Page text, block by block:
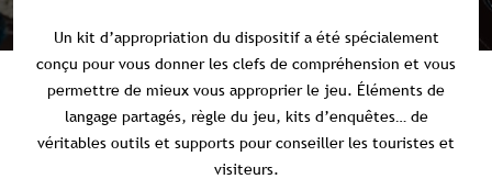
Un kit d’appropriation du dispositif a été spécialement
conçu pour vous donner les clefs de compréhension et vous
permettre de mieux vous approprier le jeu. Éléments de
langage partagés, règle du jeu, kits d’enquêtes… de
véritables outils et supports pour conseiller les touristes et
visiteurs.